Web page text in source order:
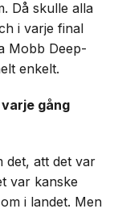
Då skulle alla
i varje final
Mobb Deep-
enkelt.
gång
det, att det var
var kanske
i landet. Men